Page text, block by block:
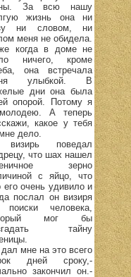
За всю нашу
жизнь она ни
ни словом, ни
меня не обидела.
когда в доме не
ничего, кроме
она встречала
улыбкой. В
дни она была
опорой. Потому я
А теперь
какое у тебя
дело.
поведал
что шах нашел
зерно
с яйцо, что
его очень удивило и
послал он визиря
поиски человека,
мог бы
тайну
мне на это всего
дней сроку,-
закончил он.-